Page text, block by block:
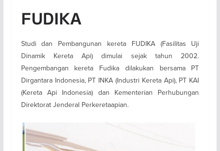
FUDIKA
Studi dan Pembangunan kereta FUDIKA (Fasilitas Uji
Dinamik Kereta Api) dimulai sejak tahun 2002.
Pengembangan kereta Fudika dilakukan bersama PT
Dirgantara Indonesia, PT INKA (Industri Kereta Api), PT KAI
(Kereta Api Indonesia) dan Kementerian Perhubungan
Direktorat Jenderal Perkeretaapian.